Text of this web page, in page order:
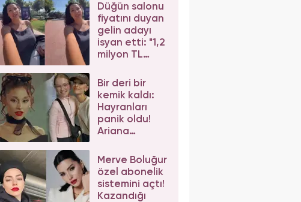
eleştirilere
yanıt verdi
Düğün salonu
fiyatını duyan
gelin adayı
isyan etti: "1,2
milyon TL
Bir deri bir
kemik kaldı:
Hayranları
panik oldu!
Ariana
son hali
korkuttu
Merve Boluğur
özel abonelik
sistemini açtı!
Kazandığı